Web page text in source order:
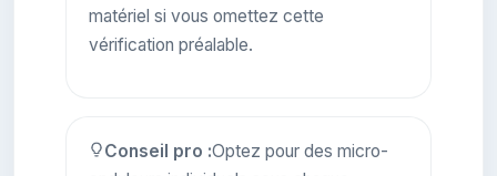
matériel si vous omettez cette
vérification préalable.
Conseil pro :Optez pour des micro-